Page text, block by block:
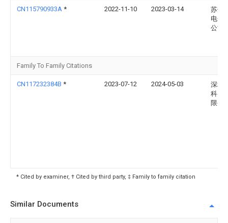
CN115790933A * 2022-11-10 2023-03-14
苏州
电子
公司
Family To Family Citations
CN117232384B * 2023-07-12 2024-05-03
深圳
科实
限公
* Cited by examiner, † Cited by third party, ‡ Family to family citation
Similar Documents